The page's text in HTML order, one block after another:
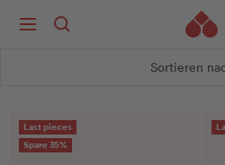
zumNavigation
Sortieren
Last pieces
Spare 35%